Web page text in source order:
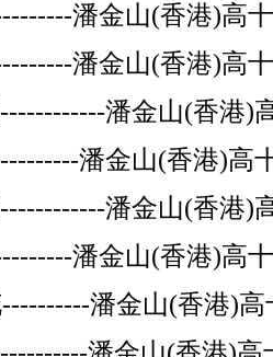
潘金山(香港)高
潘金山(香港)高
潘金山(香港)
潘金山(香港)高
潘金山(香港)
潘金山(香港)高
潘金山(香港)